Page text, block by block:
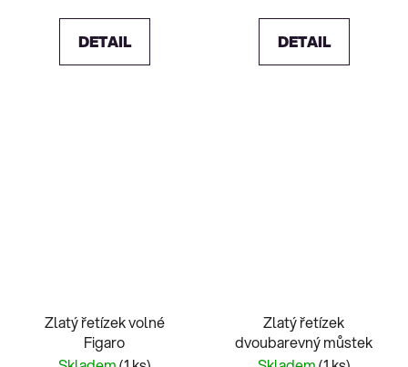
DETAIL DETAIL
Zlatý řetízek volné
Figaro
Zlatý řetízek
dvoubarevný můstek